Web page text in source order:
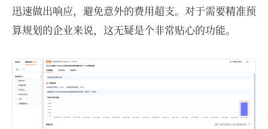
迅速做出响应，避免意外的费用超支。对于需要精准预
算规划的企业来说，这无疑是个非常贴心的功能。